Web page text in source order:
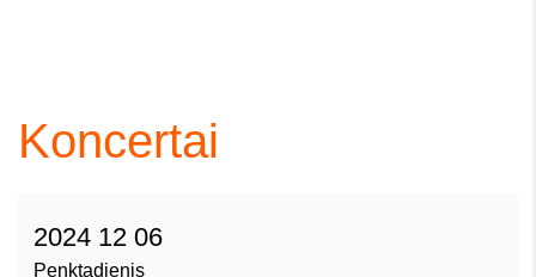
Koncertai
2024 12 06
Penktadienis